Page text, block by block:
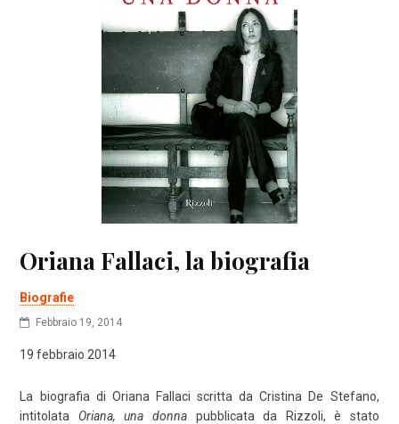
Oriana Fallaci, la biografia
Biografie
Febbraio 19, 2014
19 febbraio 2014
La biografia di Oriana Fallaci scritta da Cristina De Stefano,
intitolata Oriana, una donnapubblicata da Rizzoli, è stato